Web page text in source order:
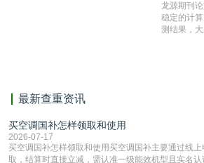
测时注意
表文献复
龙源期刊
稳定的计
测结果，
最新查重资讯
买空调国补怎样领取和使用
2026-07-17
买空调国补怎样领取和使用买空调国补主要通过线
取，结算时直接立减‌，需认准一级能效机型且实名认